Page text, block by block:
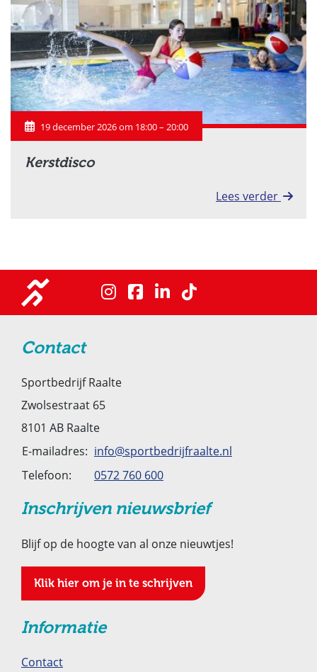
19 december 2026 om 18:00 – 20:00
Kerstdisco
Lees verder
Contact
Sportbedrijf Raalte
Zwolsestraat 65
8101 AB Raalte
E-mailadres: info@sportbedrijfraalte.nl
Telefoon:
0572 760 600
Inschrijven nieuwsbrief
Blijf op de hoogte van al onze nieuwtjes!
Klik hier om je in te schrijven
Informatie
Contact